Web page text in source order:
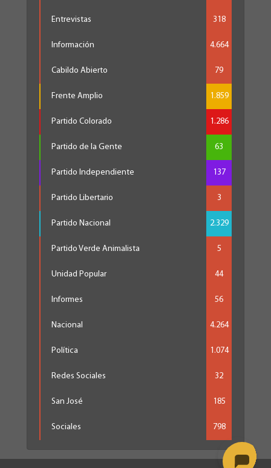
Entrevistas 318
Información 4.664
Cabildo Abierto 79
Frente Amplio 1.859
Partido Colorado 1.286
Partido de la Gente 63
Partido Independiente 137
Partido Libertario 3
Partido Nacional 2.329
Partido Verde Animalista 5
Unidad Popular 44
Informes 56
Nacional 4.264
Política 1.074
Redes Sociales 32
San José 185
Sociales 798